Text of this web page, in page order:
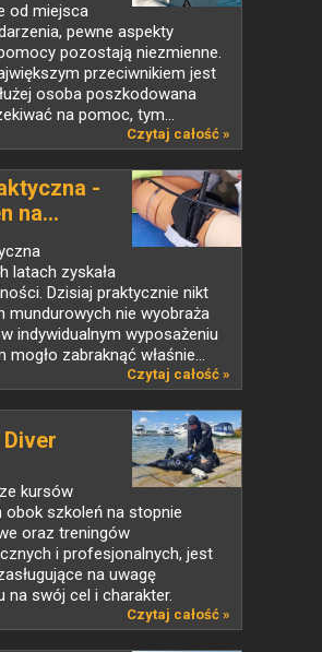
od miejsca
pewne aspekty
pozostają niezmienne.
przeciwnikiem jest
osoba poszkodowana
na pomoc, tym...
Czytaj całość »
-
na...
latach zyskała
Dzisiaj praktycznie nikt
mundurowych nie wyobraża
indywidualnym wyposażeniu
mogło zabraknąć właśnie...
Czytaj całość »
kursów
obok szkoleń na stopnie
oraz treningów
i profesjonalnych, jest
na uwagę
na swój cel i charakter.
Czytaj całość »